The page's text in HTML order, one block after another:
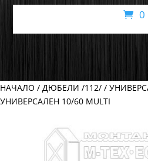
0
НАЧАЛО / ДЮБЕЛИ /112/ /
УНИВЕРСАЛЕН 10/60 MULTI